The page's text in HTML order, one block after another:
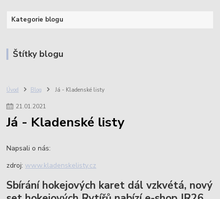
Kategorie blogu
Štítky blogu
Úvod Blog Já - Kladenské listy
21.01.2021
Já - Kladenské listy
Napsali o nás:
zdroj:www.kladenskelisty.cz
Sbírání hokejových karet dál vzkvétá, nový